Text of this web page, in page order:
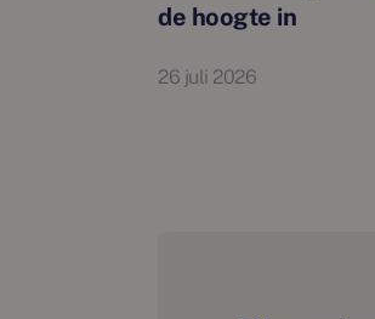
de hoogte in
26 juli 2026